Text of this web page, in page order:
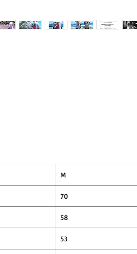
M
70
58
53